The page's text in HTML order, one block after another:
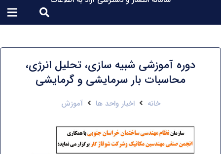
دوره آموزشی شبیه سازی، تحلیل انرژی،
محاسبات بار سرمایشی و گرمایشی
خانه اخبار واحد ها آموزش